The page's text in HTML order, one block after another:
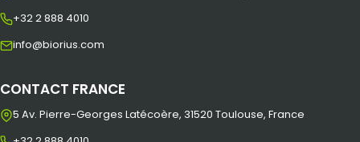
+32 2 888 4010
info@biorius.com
CONTACT FRANCE
5 Av. Pierre-Georges Latécoère, 31520 Toulouse, France